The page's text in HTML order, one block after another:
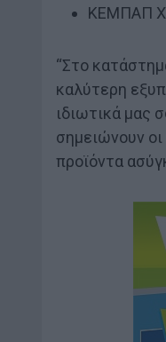
ΚΕΜΠΑΠ
“Στο
καλύτερη
ιδιωτικά μας
σημειώνουν
προϊόντα